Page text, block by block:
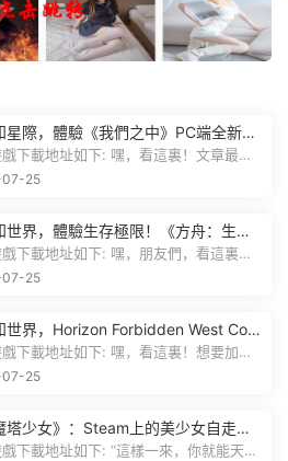
星際，體驗《我們之中》PC端全新版
址如下: 嘿，看這裏！文章最後
點一下就能加入我們遊...
25
世界，體驗生存極限！《方舟：生存
中文版全新升級！
址如下: 嘿，朋友們，看這裏！
存飛升》這個遊戲超火...
25
世界，Horizon Forbidden West Com
正式發布！
址如下: 嘿，看這裏！想要加入
享群，就點文章最後那...
25
塔少女》：Steam上的美少女自走
與策略的雙重盛宴！
如下: “這樣一來，你就能天天